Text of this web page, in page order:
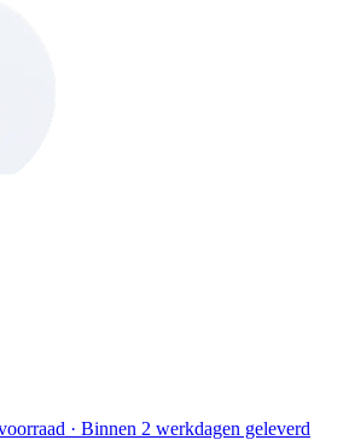
· Binnen 2 werkdagen geleverd